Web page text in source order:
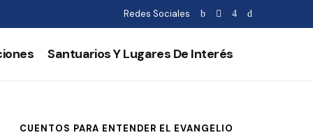
Redes Sociales
Santuarios Y Lugares De Interés
CUENTOS PARA ENTENDER EL EVANGELIO